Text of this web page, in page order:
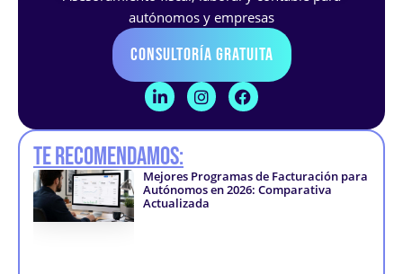
autónomos y empresas
Consultoría Gratuita
L
i
k
e
d
i
n
I
n
t
g
r
a
F
a
e
o
o
Te recomendamos:
Mejores Programas de Facturación para
Autónomos en 2026: Comparativa
Actualizada